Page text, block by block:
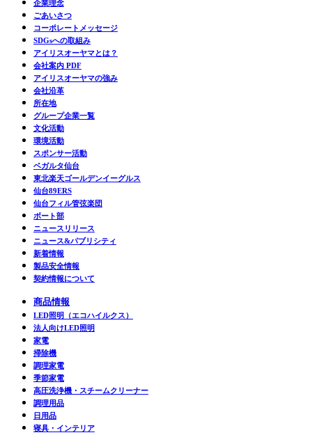
企業理念
ごあいさつ
コーポレートメッセージ
SDGsへの取組み
アイリスオーヤマとは？
会社案内 PDF
アイリスオーヤマの強み
会社沿革
所在地
グループ企業一覧
文化活動
環境活動
スポンサー活動
ベガルタ仙台
東北楽天ゴールデンイーグルス
仙台89ERS
仙台フィル管弦楽団
ボート部
ニュースリリース
ニュース&パブリシティ
新着情報
製品安全情報
契約情報について
商品情報
LED照明（エコハイルクス）
法人向けLED照明
家電
掃除機
調理家電
季節家電
高圧洗浄機・スチームクリーナー
調理用品
日用品
寝具・インテリア